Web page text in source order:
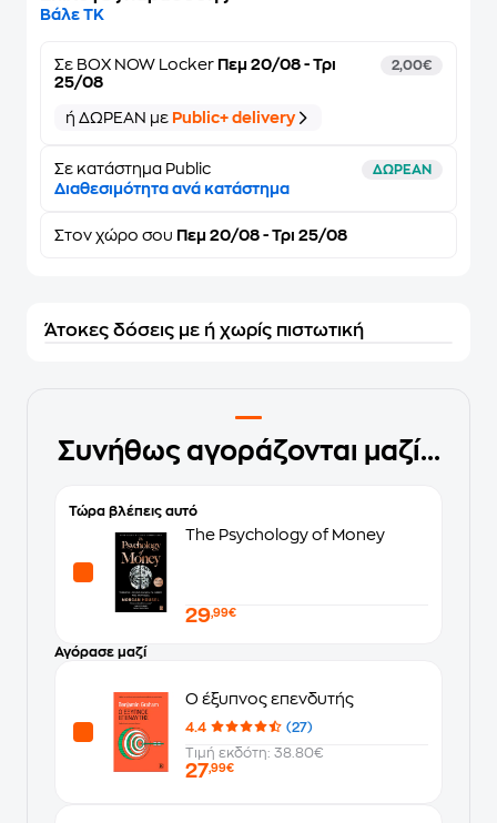
Βάλε ΤΚ
Σε BOX NOW Locker Πεμ 20/08 - Τρι
25/08
2,00€
ή ΔΩΡΕΑΝ με Public+ delivery
Σε κατάστημα Public ΔΩΡΕΑΝ
Διαθεσιμότητα ανά κατάστημα
Στον χώρο σου Πεμ 20/08 - Τρι 25/08
Άτοκες δόσεις με ή χωρίς πιστωτική
Συνήθως αγοράζονται μαζί...
Τώρα βλέπεις αυτό
The Psychology of Money
29,99€
Αγόρασε μαζί
Ο έξυπνος επενδυτής
4.4
(27)
Τιμή εκδότη: 38.80€
27,99€